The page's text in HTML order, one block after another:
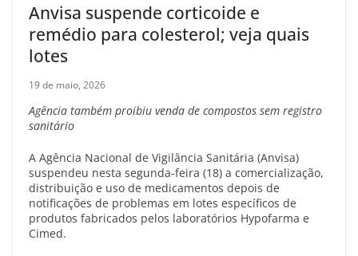
Anvisa suspende corticoide e
remédio para colesterol; veja quais
lotes
19 de maio, 2026
Agência também proibiu venda de compostos sem registro
sanitário
A Agência Nacional de Vigilância Sanitária (Anvisa)
suspendeu nesta segunda-feira (18) a comercialização,
distribuição e uso de medicamentos depois de
notificações de problemas em lotes específicos de
produtos fabricados pelos laboratórios Hypofarma e
Cimed.